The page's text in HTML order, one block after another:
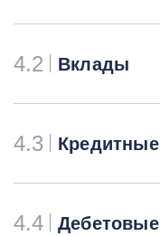
4.2 Вклады
4.3
4.4